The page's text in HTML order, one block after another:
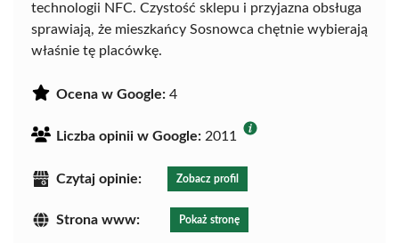
technologii NFC. Czystość sklepu i przyjazna obsługa
sprawiają, że mieszkańcy Sosnowca chętnie wybierają
właśnie tę placówkę.
Ocena w Google: 4
Liczba opinii w Google: 2011
Czytaj opinie: Zobacz profil
Strona www: Pokaż stronę